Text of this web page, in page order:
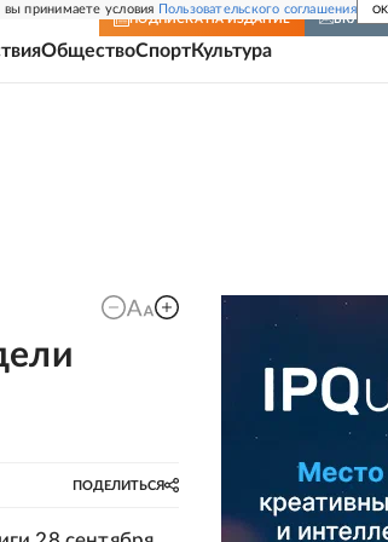
принимаете условия Пользовательского соглашения OK
ПОДПИСКА НА ИЗДАНИЕ
ОбществоСпортКультура
ПОДЕЛИТЬСЯ